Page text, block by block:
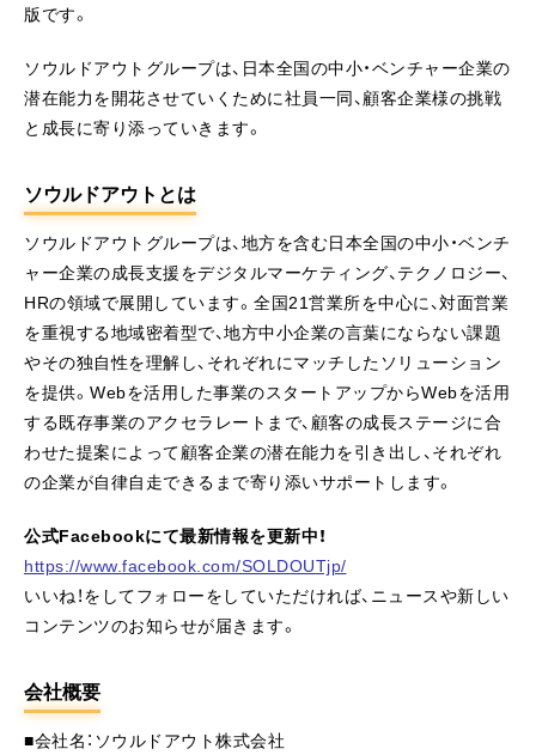
版です。
ソウルドアウトグループは、日本全国の中小・ベンチャー企業の
潜在能力を開花させていくために社員一同、顧客企業様の挑戦
と成長に寄り添っていきます。
ソウルドアウトとは
ソウルドアウトグループは、地方を含む日本全国の中小・ベンチ
ャー企業の成長支援をデジタルマーケティング、テクノロジー、
HRの領域で展開しています。全国21営業所を中心に、対面営業
を重視する地域密着型で、地方中小企業の言葉にならない課題
やその独自性を理解し、それぞれにマッチしたソリューション
を提供。Webを活用した事業のスタートアップからWebを活用
する既存事業のアクセラレートまで、顧客の成長ステージに合
わせた提案によって顧客企業の潜在能力を引き出し、それぞれ
の企業が自律自走できるまで寄り添いサポートします。
公式Facebookにて最新情報を更新中！
https://www.facebook.com/SOLDOUTjp/
いいね！をしてフォローをしていただければ、ニュースや新しい
コンテンツのお知らせが届きます。
会社概要
■会社名：ソウルドアウト株式会社